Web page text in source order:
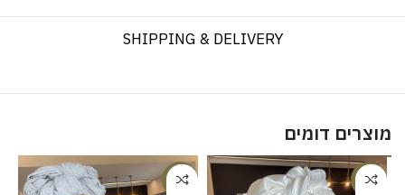
SHIPPING & DELIVERY
מוצרים דומים
-20%
-20%